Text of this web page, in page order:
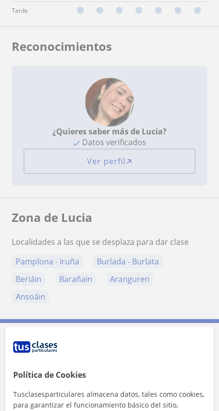
Tarde
Reconocimientos
¿Quieres saber más de Lucia?
Datos verificados
Ver perfil
Zona de Lucia
Localidades a las que se desplaza para dar clase
Pamplona - Iruña
Burlada - Burlata
Beriáin
Barañain
Aranguren
Ansoáin
Contacta con Lucia
Tarifa
1ª clase gratis
Política de Cookies
Tusclasesparticulares almacena datos, tales como cookies,
para garantizar el funcionamiento básico del sitio,